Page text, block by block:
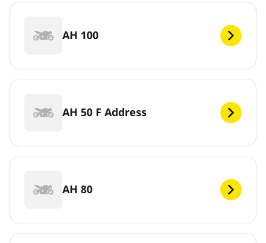
AH 100
AH 50 F Address
AH 80